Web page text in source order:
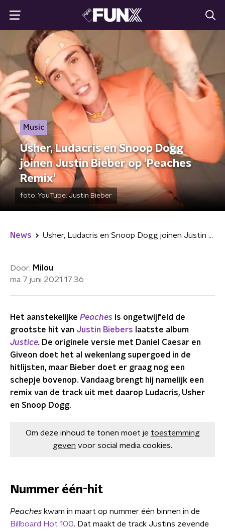
Music
Usher, Ludacris en Snoop Dogg
joinen Justin Bieber op 'Peaches
Remix'
foto: YouTube: Justin Bieber
News Usher, Ludacris en Snoop Dogg joinen Justin Bieber op 'Peaches Remix'
Door: Milou
ma 7 juni 2021 17:36
Het aanstekelijke Peaches is ongetwijfeld de
grootste hit van Justin Biebers laatste album
Justice. De originele versie met Daniel
Caesar en
Giveon doet het al wekenlang supergoed in de
hitlijsten, maar Bieber doet er graag nog een
schepje bovenop. Vandaag brengt hij namelijk een
remix van de track uit met daarop Ludacris, Usher
en Snoop Dogg.
Om deze inhoud te tonen moet je toestemming
geven voor social media cookies.
Nummer één-hit
Peaches kwam in maart op nummer één binnen in de
Billboard Hot 100. Dat maakt de track Justins zevende